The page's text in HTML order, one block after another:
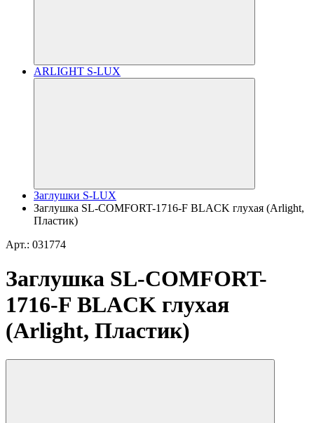
ARLIGHT S-LUX
Заглушки S-LUX
Заглушка SL-COMFORT-1716-F BLACK глухая (Arlight,
Пластик)
Арт.: 031774
Заглушка SL-COMFORT-
1716-F BLACK глухая
(Arlight, Пластик)